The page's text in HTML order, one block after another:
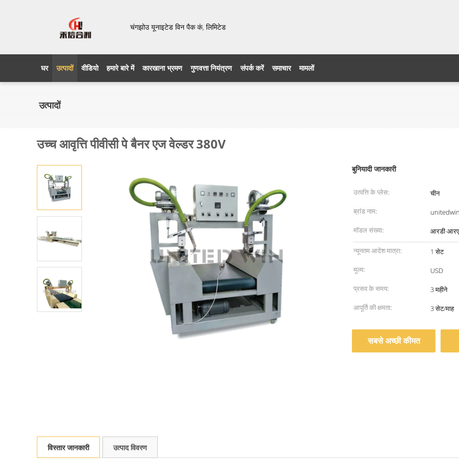
चंगझोउ यूनाइटेड विन पैक कं, लिमिटेड
घर उत्पादों वीडियो हमारे बारे में कारखाना भ्रमण गुणवत्ता नियंत्रण संपर्क करें समाचार मामलों
उत्पादों
उच्च आवृत्ति पीवीसी पे बैनर एज वेल्डर 380V
बुनियादी जानकारी
उत्पत्ति के प्लेस:
चीन
ब्रांड नाम:
unitedwin
मॉडल संख्या:
आरडी-
न्यूनतम आदेश मात्रा:
1 सेट
मूल्य:
USD
प्रसव के समय:
3 महीने
आपूर्ति की क्षमता:
3 सेट/माह
सबसे अच्छी कीमत
विस्तार जानकारी उत्पाद विवरण